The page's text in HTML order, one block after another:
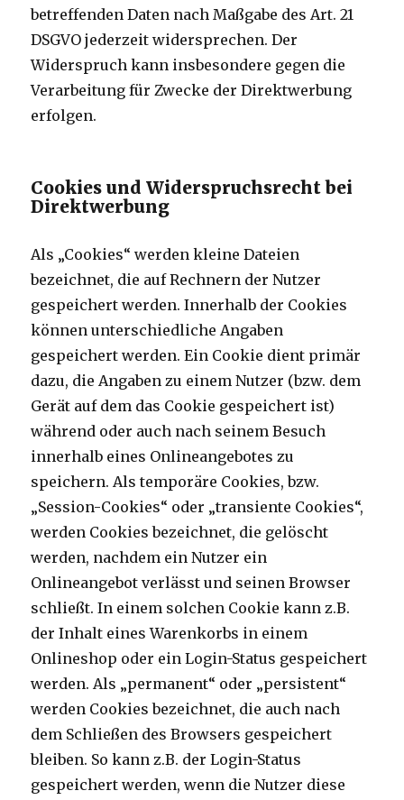
betreffenden Daten nach Maßgabe des Art. 21
DSGVO jederzeit widersprechen. Der
Widerspruch kann insbesondere gegen die
Verarbeitung für Zwecke der Direktwerbung
erfolgen.
Cookies und Widerspruchsrecht bei
Direktwerbung
Als „Cookies“ werden kleine Dateien
bezeichnet, die auf Rechnern der Nutzer
gespeichert werden. Innerhalb der Cookies
können unterschiedliche Angaben
gespeichert werden. Ein Cookie dient primär
dazu, die Angaben zu einem Nutzer (bzw. dem
Gerät auf dem das Cookie gespeichert ist)
während oder auch nach seinem Besuch
innerhalb eines Onlineangebotes zu
speichern. Als temporäre Cookies, bzw.
„Session-Cookies“ oder „transiente Cookies“,
werden Cookies bezeichnet, die gelöscht
werden, nachdem ein Nutzer ein
Onlineangebot verlässt und seinen Browser
schließt. In einem solchen Cookie kann z.B.
der Inhalt eines Warenkorbs in einem
Onlineshop oder ein Login-Status gespeichert
werden. Als „permanent“ oder „persistent“
werden Cookies bezeichnet, die auch nach
dem Schließen des Browsers gespeichert
bleiben. So kann z.B. der Login-Status
gespeichert werden, wenn die Nutzer diese